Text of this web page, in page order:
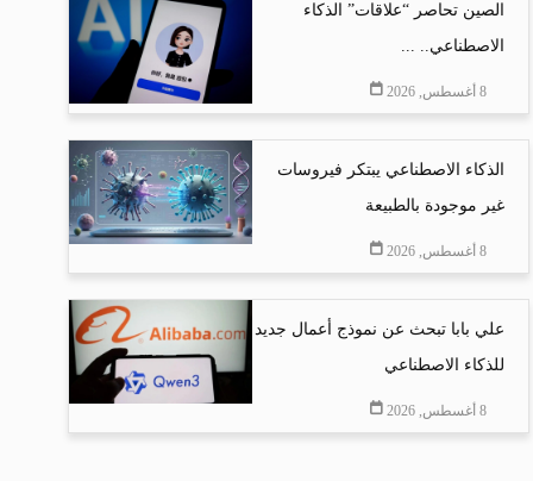
الصين تحاصر “علاقات” الذكاء
الاصطناعي.. ...
8 أغسطس, 2026
الذكاء الاصطناعي يبتكر فيروسات
غير موجودة بالطبيعة
8 أغسطس, 2026
علي بابا تبحث عن نموذج أعمال جديد
للذكاء الاصطناعي
8 أغسطس, 2026